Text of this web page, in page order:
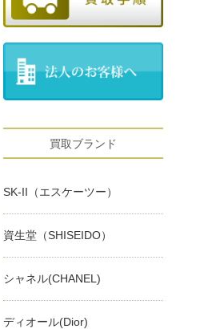
買取ブランド
SK-II（エスケーツー）
資生堂（SHISEIDO）
シャネル(CHANEL)
ディオール(Dior)